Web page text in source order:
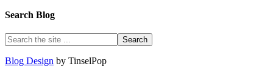
Search Blog
Blog Design by TinselPop